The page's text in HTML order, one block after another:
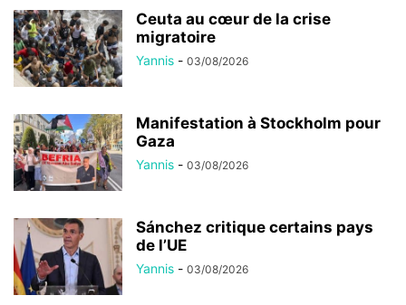
Ceuta au cœur de la crise
migratoire
Yannis - 03/08/2026
Manifestation à Stockholm pour
Gaza
Yannis - 03/08/2026
Sánchez critique certains pays
de l’UE
Yannis - 03/08/2026